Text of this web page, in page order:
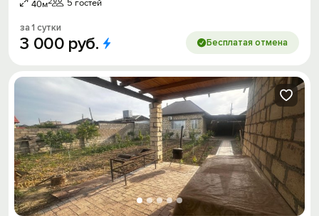
40м
5 гостей
за 1 сутки
3 000 руб. Бесплатая отмена